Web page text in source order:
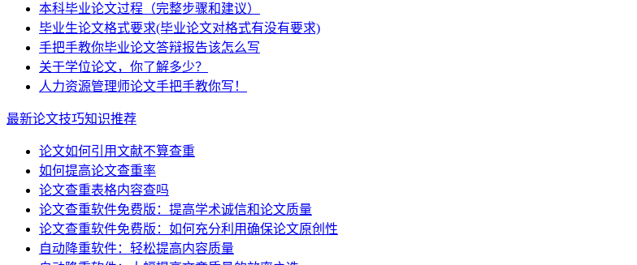
本科毕业论文过程（完整步骤和建议）
毕业生论文格式要求(毕业论文对格式有没有要求)
手把手教你毕业论文答辩报告该怎么写
关于学位论文，你了解多少？
人力资源管理师论文手把手教你写！
最新论文技巧知识推荐
论文如何引用文献不算查重
如何提高论文查重率
论文查重表格内容查吗
论文查重软件免费版：提高学术诚信和论文质量
论文查重软件免费版：如何充分利用确保论文原创性
自动降重软件：轻松提高内容质量